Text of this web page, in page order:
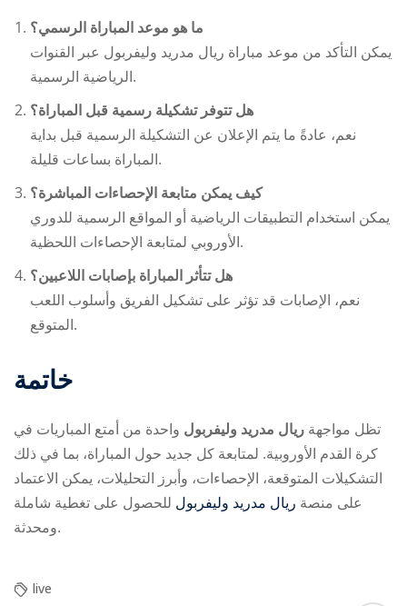
ما هو موعد المباراة الرسمي؟
يمكن التأكد من موعد مباراة ريال مدريد وليفربول عبر القنوات
الرياضية الرسمية.
هل تتوفر تشكيلة رسمية قبل المباراة؟
نعم، عادةً ما يتم الإعلان عن التشكيلة الرسمية قبل بداية
المباراة بساعات قليلة.
كيف يمكن متابعة الإحصاءات المباشرة؟
يمكن استخدام التطبيقات الرياضية أو المواقع الرسمية للدوري
الأوروبي لمتابعة الإحصاءات اللحظية.
هل تتأثر المباراة بإصابات اللاعبين؟
نعم، الإصابات قد تؤثر على تشكيل الفريق وأسلوب اللعب
المتوقع.
خاتمة
تظل مواجهة ريال مدريد وليفربول واحدة من أمتع المباريات في
كرة القدم الأوروبية. لمتابعة كل جديد حول المباراة، بما في ذلك
التشكيلات المتوقعة، الإحصاءات، وأبرز التحليلات، يمكن الاعتماد
على منصة ريال مدريد وليفربول للحصول على تغطية شاملة
ومحدثة.
live